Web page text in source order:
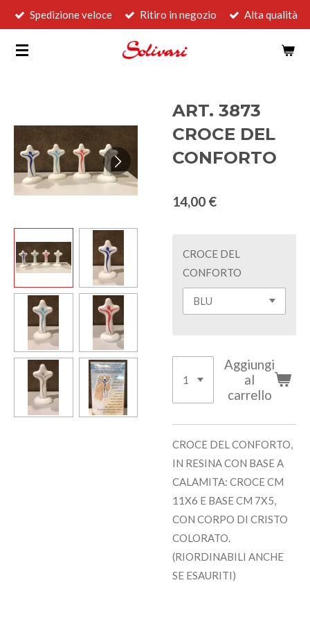
Vai
contenuto
Spedizione veloce Ritiro in negozio Alta qualità
ART. 3873
CROCE DEL
CONFORTO
14,00 €
CROCE DEL
CONFORTO
Aggiungi
al
carrello
CROCE DEL CONFORTO,
IN RESINA CON BASE A
CALAMITA: CROCE CM
11X6 E BASE CM 7X5,
CON CORPO DI CRISTO
COLORATO.
(RIORDINABILI ANCHE
SE ESAURITI)